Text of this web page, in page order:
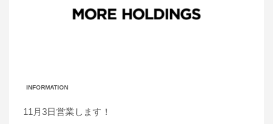
INFORMATION
11月3日営業します！